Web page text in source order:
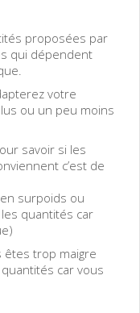
proposées par
qui dépendent
votre
ou un peu moins
savoir si les
c’est de
surpoids ou
quantités car
êtes trop maigre
car vous